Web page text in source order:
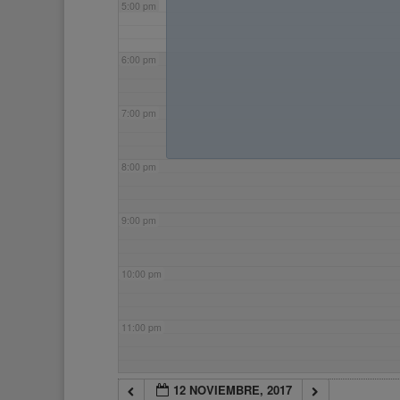
5:00 pm
6:00 pm
7:00 pm
8:00 pm
9:00 pm
10:00 pm
11:00 pm
12 NOVIEMBRE, 2017